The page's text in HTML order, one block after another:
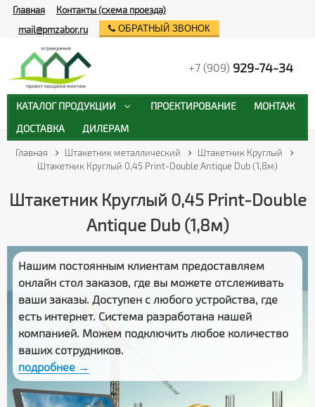
Главная Штакетник металлический
Штакетник Круглый
Штакетник Круглый 0,45 Print-Double Antique Dub (1,8м)
Штакетник Круглый 0,45 Print-Double
Antique Dub (1,8м)
Нашим постоянным клиентам предоставляем
онлайн стол заказов, где вы можете отслеживать
ваши заказы. Доступен с любого устройства, где
есть интернет. Система разработана нашей
компанией. Можем подключить любое количество
ваших сотрудников.
подробнее →
Главная
Контакты (схема проезда)
mail@pmzabor.ru
ОБРАТНЫЙ ЗВОНОК
+7 (909) 929-74-34
КАТАЛОГ ПРОДУКЦИИ ПРОЕКТИРОВАНИЕ
МОНТАЖ
ДОСТАВКА
ДИЛЕРАМ